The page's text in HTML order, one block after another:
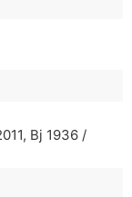
Bj 1936 /